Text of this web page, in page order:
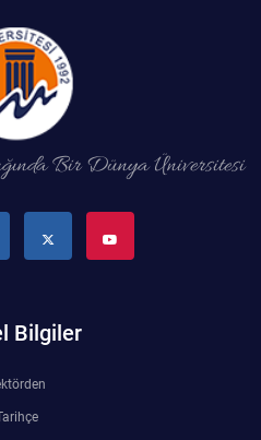
Bir Dünya Üniversitesi
Bilgiler